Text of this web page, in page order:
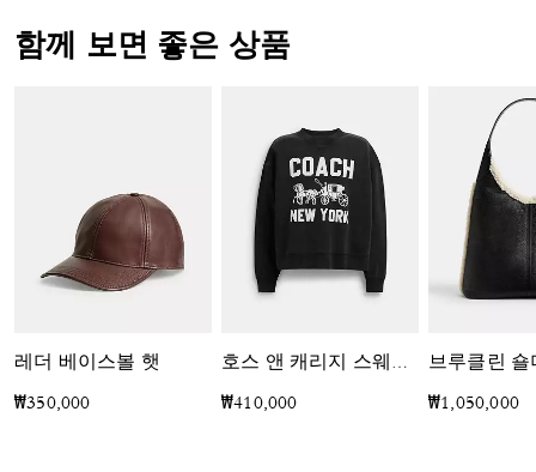
함께 보면 좋은 상품
레더 베이스볼 햇
₩350,000
호스 앤 캐리지 스웨트셔츠
₩410,000 ₩1,050,000